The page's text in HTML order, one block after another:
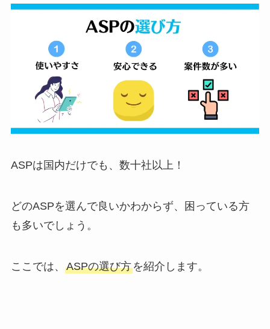
ASPは国内だけでも、数十社以上！
どのASPを選んで良いかわからず、困っている方
も多いでしょう。
ここでは、 ASPの選び方を紹介します。